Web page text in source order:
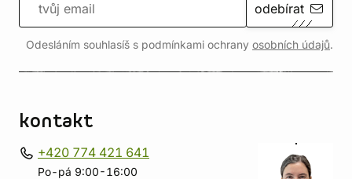
odebírat
Odesláním souhlasíš s podmínkami ochrany osobních údajů.
kontakt
+420 774 421 641
Po-pá 9:00-16:00